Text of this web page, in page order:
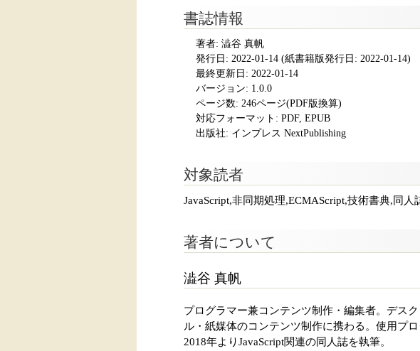
書誌情報
著者: 澁谷 真帆
発行日: 2022-01-14(紙書籍版発行日: 2022-01-14)
最終更新日: 2022-01-14
バージョン: 1.0.0
ページ数: 246ページ(PDF版換算)
対応フォーマット: PDF, EPUB
出版社: インプレス NextPublishing
対象読者
JavaScript,非同期処理,ECMAScript,技術書典,同人
著者について
澁谷 真帆
プログラマー兼コンテンツ制作・編集者。デス
ル・紙媒体のコンテンツ制作に携わる。使用プ
2018年よりJavaScript関連の同人誌を執筆。